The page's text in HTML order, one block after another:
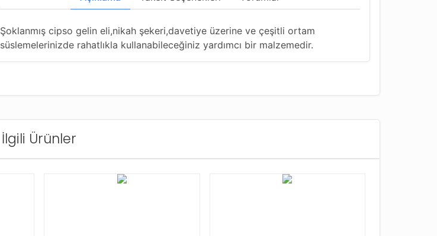
Şoklanmış cipso gelin eli,nikah şekeri,davetiye üzerine ve çeşitli ortam
süslemelerinizde rahatlıkla kullanabileceğiniz yardımcı bir malzemedir.
İlgili Ürünler